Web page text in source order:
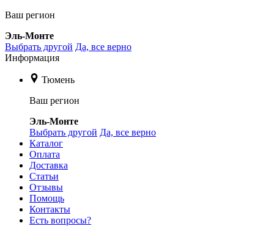
Ваш регион
Эль-Монте
Выбрать другой Да, все верно
Информация
Тюмень
Ваш регион
Эль-Монте
Выбрать другой Да, все верно
Каталог
Оплата
Доставка
Статьи
Отзывы
Помощь
Контакты
Есть вопросы?